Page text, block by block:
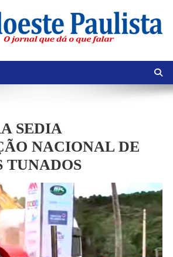
SEDIA
NACIONAL DE
TUNADOS